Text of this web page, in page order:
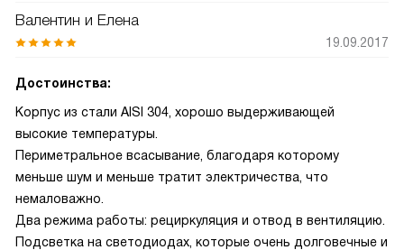
Валентин и Елена
19.09.2017
Достоинства:
Корпус из стали AISI 304, хорошо выдерживающей
высокие температуры.
Периметральное всасывание, благодаря которому
меньше шум и меньше тратит электричества, что
немаловажно.
Два режима работы: рециркуляция и отвод в вентиляцию.
Подсветка на светодиодах, которые очень долговечные и